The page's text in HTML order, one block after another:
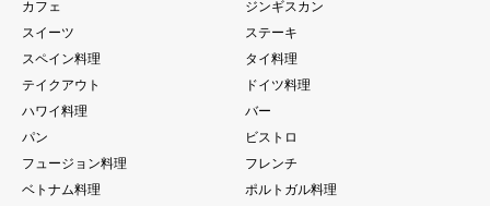
カフェ
ジンギスカン
スイーツ
ステーキ
スペイン料理
タイ料理
テイクアウト
ドイツ料理
ハワイ料理
バー
パン
ビストロ
フュージョン料理
フレンチ
ベトナム料理
ポルトガル料理